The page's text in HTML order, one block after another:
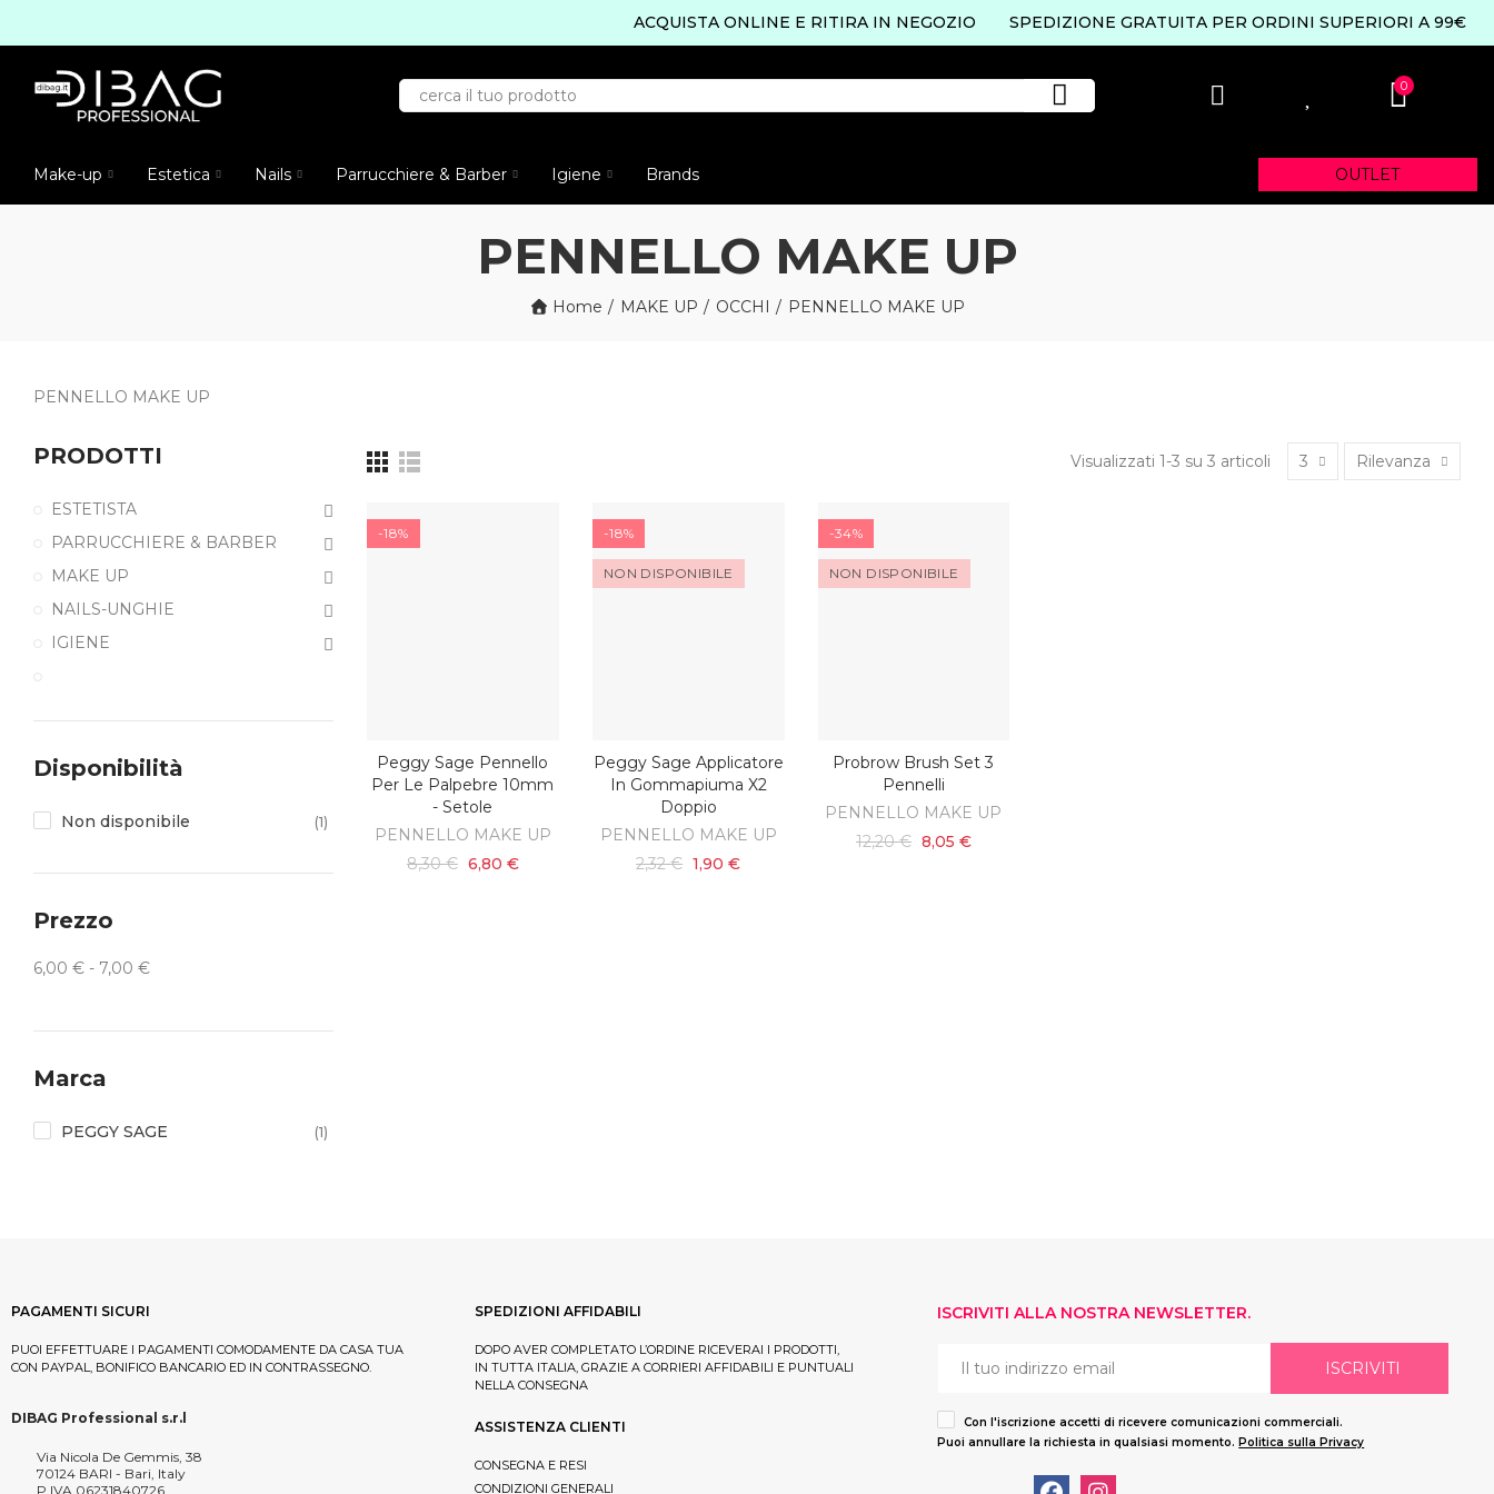
ACQUISTA ONLINE E RITIRA IN NEGOZIO SPEDIZIONE GRATUITA PER ORDINI SUPERIORI A 99€
0
Make-up Estetica Nails Parrucchiere & Barber Igiene Brands OUTLET
PENNELLO MAKE UP
Home MAKE UP OCCHI PENNELLO MAKE UP
PENNELLO MAKE UP
Visualizzati 1-3 su 3 articoli 3 Rilevanza
-18%
AGGIUNGI AL CARRELLO
Peggy Sage Pennello
Per Le Palpebre 10mm
- Setole
PENNELLO MAKE UP
8,30 € 6,80 €
-18%
NON DISPONIBILE
SCOPRI
Peggy Sage Applicatore
In Gommapiuma X2
Doppio
PENNELLO MAKE UP
2,32 € 1,90 €
-34%
NON DISPONIBILE
SCOPRI
Probrow Brush Set 3
Pennelli
PENNELLO MAKE UP
12,20 € 8,05 €
PRODOTTI
ESTETISTA
PARRUCCHIERE & BARBER
MAKE UP
NAILS-UNGHIE
IGIENE
Disponibilità
Non disponibile (1)
Prezzo
6,00 € - 7,00 €
Marca
PEGGY SAGE (1)
PAGAMENTI SICURI
PUOI EFFETTUARE I PAGAMENTI COMODAMENTE DA CASA TUA
CON PAYPAL, BONIFICO BANCARIO ED IN CONTRASSEGNO.
DIBAG Professional s.r.l
Via Nicola De Gemmis, 38
70124 BARI - Bari, Italy
P.IVA 06231840726
SPEDIZIONI AFFIDABILI
DOPO AVER COMPLETATO L’ORDINE RICEVERAI I PRODOTTI,
IN TUTTA ITALIA, GRAZIE A CORRIERI AFFIDABILI E PUNTUALI
NELLA CONSEGNA
ASSISTENZA CLIENTI
CONSEGNA E RESI
CONDIZIONI GENERALI
ISCRIVITI ALLA NOSTRA NEWSLETTER.
ISCRIVITI
Con l'iscrizione accetti di ricevere comunicazioni commerciali.
Puoi annullare la richiesta in qualsiasi momento.Politica sulla Privacy